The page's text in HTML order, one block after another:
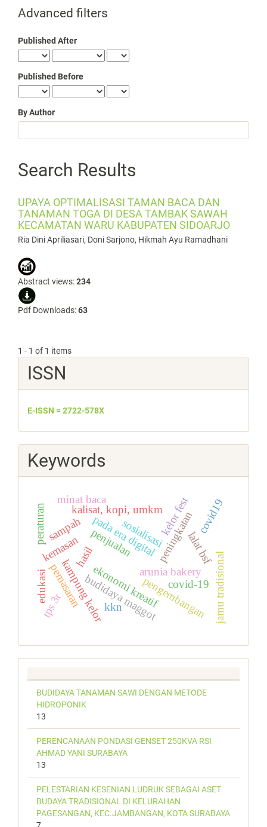
for
Advanced filters
Published After
Published Before
By Author
Search Results
UPAYA OPTIMALISASI TAMAN BACA DAN
TANAMAN TOGA DI DESA TAMBAK SAWAH
KECAMATAN WARU KABUPATEN SIDOARJO
Ria Dini Apriliasari, Doni Sarjono, Hikmah Ayu Ramadhani
Abstract views:234
Pdf Downloads:63
1 - 1 of 1 items
ISSN
E-ISSN = 2722-578X
Keywords
ekonomi kreatif
peningkatan
hasilpenjualan
arunia bakery
pada era digital
kampung kelor
sosialisasikelor fest
pengembangan
kemasan
pemasaran
kalisat, kopi, umkm
minat baca
budidaya maggot
lalat bsf
kkn
covid-19 jamu tradisional
covid19
edukasi
sampah
peraturan
tps 3r
BUDIDAYA TANAMAN SAWI DENGAN METODE
HIDROPONIK
13
PERENCANAAN PONDASI GENSET 250KVA RSI
AHMAD YANI SURABAYA
13
PELESTARIAN KESENIAN LUDRUK SEBAGAI ASET
BUDAYA TRADISIONAL DI KELURAHAN
PAGESANGAN, KEC.JAMBANGAN, KOTA SURABAYA